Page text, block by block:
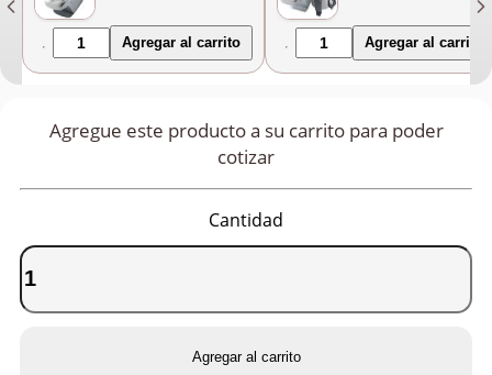
Agregar al carrito Agregar al carrito
Agregue este producto a su carrito para poder
cotizar
Cantidad
Agregar al carrito